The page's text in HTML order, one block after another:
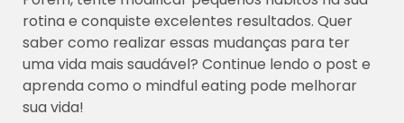
rotina e conquiste excelentes resultados. Quer
saber como realizar essas mudanças para ter
uma vida mais saudável? Continue lendo o post e
aprenda como o mindful eating pode melhorar
sua vida!